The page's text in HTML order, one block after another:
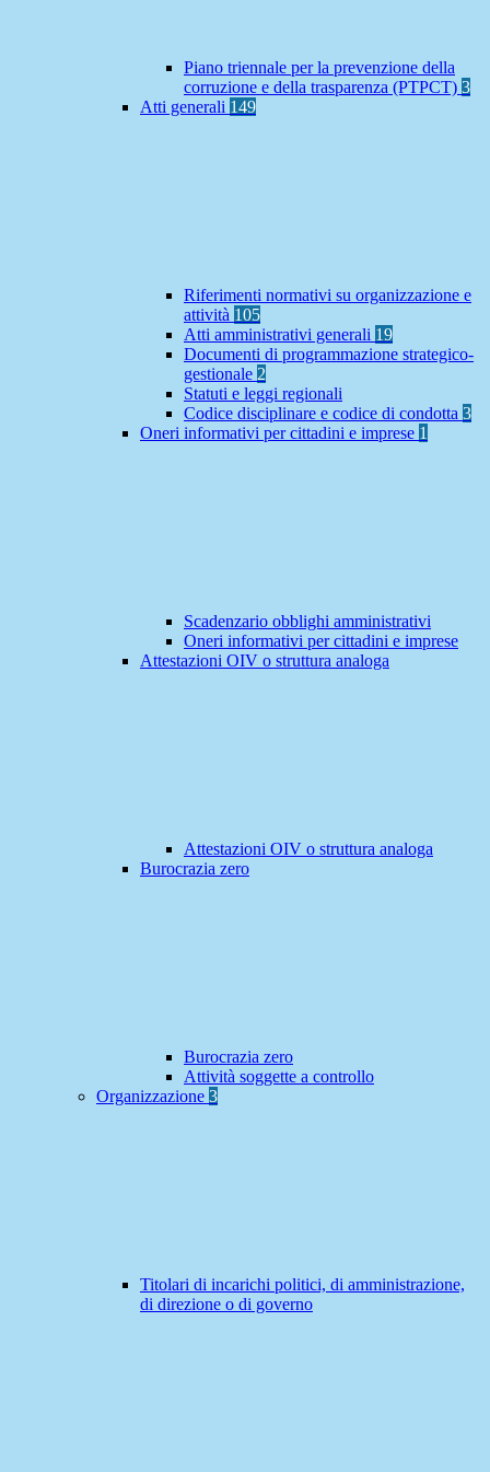
Piano triennale per la prevenzione della
corruzione e della trasparenza (PTPCT) 3
Atti generali 149
Riferimenti normativi su organizzazione e
attività 105
Atti amministrativi generali 19
Documenti di programmazione strategico-
gestionale 2
Statuti e leggi regionali
Codice disciplinare e codice di condotta 3
Oneri informativi per cittadini e imprese 1
Scadenzario obblighi amministrativi
Oneri informativi per cittadini e imprese
Attestazioni OIV o struttura analoga
Attestazioni OIV o struttura analoga
Burocrazia zero
Burocrazia zero
Attività soggette a controllo
Organizzazione 3
Titolari di incarichi politici, di amministrazione,
di direzione o di governo